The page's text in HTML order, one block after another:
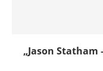
„Jason Statham